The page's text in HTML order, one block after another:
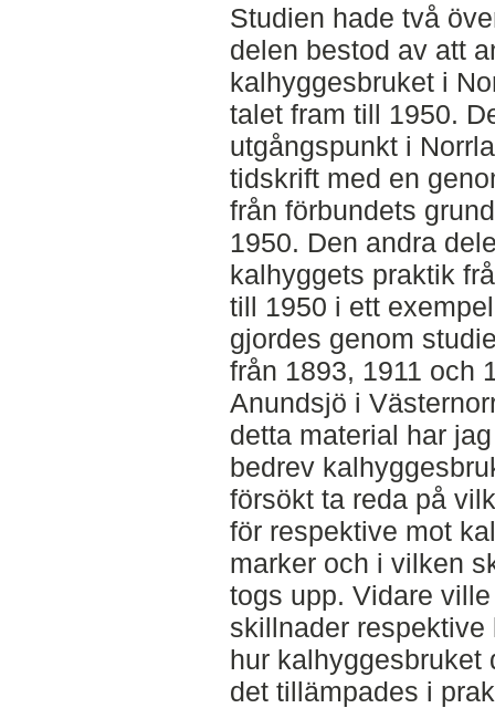
Studien hade två
delen bestod av att
kalhyggesbruket i
talet fram till 1950.
utgångspunkt i
tidskrift med en
från förbundets
1950. Den andra
kalhyggets praktik
till 1950 i ett
gjordes genom
från 1893, 1911 och
Anundsjö i
detta material har
bedrev
försökt ta reda på
för respektive mot
marker och i vilken
togs upp. Vidare
skillnader
hur kalhyggesbruket
det tillämpades i